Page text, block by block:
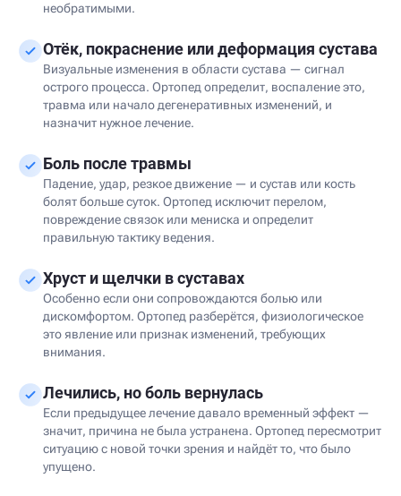
необратимыми.
Отёк, покраснение или деформация сустава
Визуальные изменения в области сустава — сигнал
острого процесса. Ортопед определит, воспаление это,
травма или начало дегенеративных изменений, и
назначит нужное лечение.
Боль после травмы
Падение, удар, резкое движение — и сустав или кость
болят больше суток. Ортопед исключит перелом,
повреждение связок или мениска и определит
правильную тактику ведения.
Хруст и щелчки в суставах
Особенно если они сопровождаются болью или
дискомфортом. Ортопед разберётся, физиологическое
это явление или признак изменений, требующих
внимания.
Лечились, но боль вернулась
Если предыдущее лечение давало временный эффект —
значит, причина не была устранена. Ортопед пересмотрит
ситуацию с новой точки зрения и найдёт то, что было
упущено.